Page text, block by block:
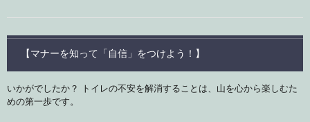
【マナーを知って「自信」をつけよう！】
いかがでしたか？ トイレの不安を解消することは、山を心から楽しむた
めの第一歩です。